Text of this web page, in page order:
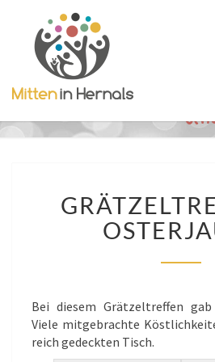
MIT
Bei diesem Grätzeltreffen
Viele mitgebrachte
reich gedeckten Tisch.